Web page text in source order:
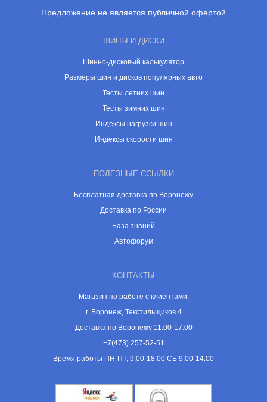
Предложение не является публичной офертой
ШИНЫ И ДИСКИ
Шинно-дисковый калькулятор
Размеры шин и дисков популярных авто
Тесты летних шин
Тесты зимних шин
Индексы нагрузки шин
Индексы скорости шин
ПОЛЕЗНЫЕ ССЫЛКИ
Бесплатная доставка по Воронежу
Доставка по России
База знаний
Автофорум
КОНТАКТЫ
Магазин по работе с клиентами:
г. Воронеж, Текстильщиков 4
Доставка по Воронежу 11.00-17.00
+7(473) 257-52-51
Время работы ПН-ПТ, 9.00-18.00 СБ 9.00-14.00